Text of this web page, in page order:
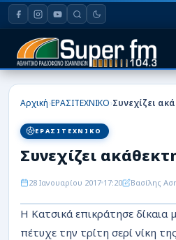
HOME
ΠΟΔΟΣΦΑΙΡΟ
ΜΠΑΣΚΕΤ
ΣΠΟΡ
Αρχική›ΕΡΑΣΙΤΕΧΝΙΚΟ›
ΕΡΑΣΙΤΕΧΝΙΚΟ
Συνεχίζει
28 Ιανουαρίου 2017 17:20 Βασίλης
Η Κατσικά επικράτησε
πέτυχε την τρίτη σερί νίκη